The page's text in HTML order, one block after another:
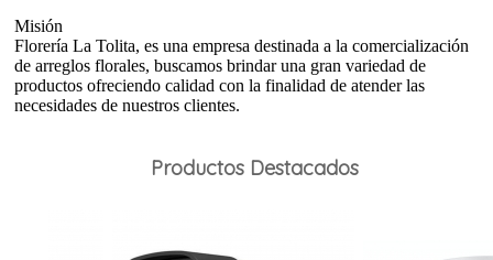
Misión
Florería La Tolita, es una empresa destinada a la comercialización
de arreglos florales, buscamos brindar una gran variedad de
productos ofreciendo calidad con la finalidad de atender las
necesidades de nuestros clientes.
Productos Destacados